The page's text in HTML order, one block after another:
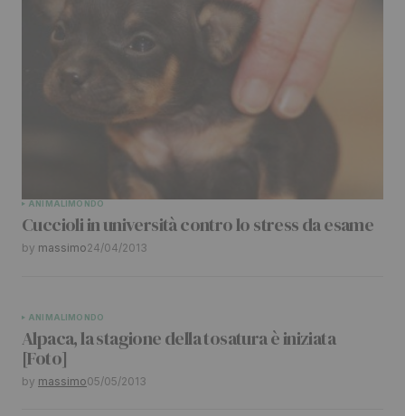
ANIMALIMONDO
Cuccioli in università contro lo stress da esame
by massimo24/04/2013
ANIMALIMONDO
Alpaca, la stagione della tosatura è iniziata
[Foto]
by massimo05/05/2013